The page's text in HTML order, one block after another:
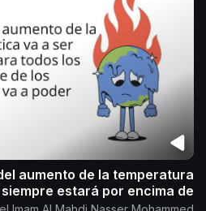
aumento de la temperatura
estará por encima de
todo.